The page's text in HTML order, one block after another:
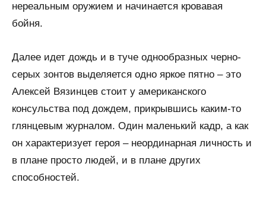
нереальным оружием и начинается кровавая
бойня.
Далее идет дождь и в туче однообразных черно-
серых зонтов выделяется одно яркое пятно – это
Алексей Вязинцев стоит у американского
консульства под дождем, прикрывшись каким-то
глянцевым журналом. Один маленький кадр, а как
он характеризует героя – неординарная личность и
в плане просто людей, и в плане других
способностей.